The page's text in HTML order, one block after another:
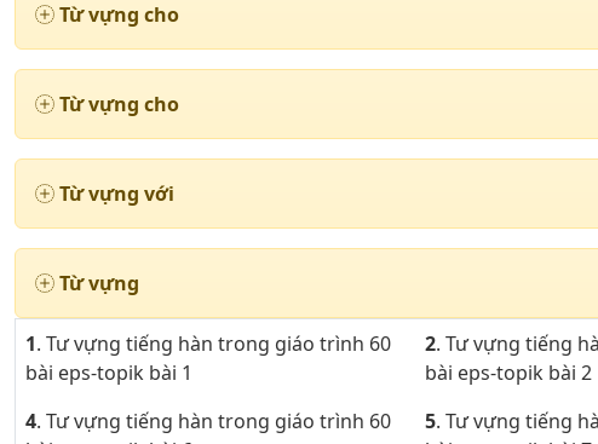
Từ vựng cho
Từ vựng cho
Từ vựng với
Từ vựng
1. Tư vựng tiếng hàn trong giáo trình 60
bài eps-topik bài 1
2. Tư vựng tiếng
bài eps-topik bài 2
4. Tư vựng tiếng hàn trong giáo trình 60
5. Tư vựng tiếng